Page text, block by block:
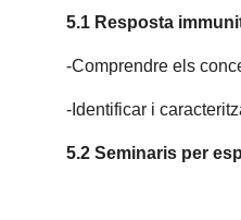
5.1 Resposta
-Comprendre els
-Identificar i
5.2 Seminaris per